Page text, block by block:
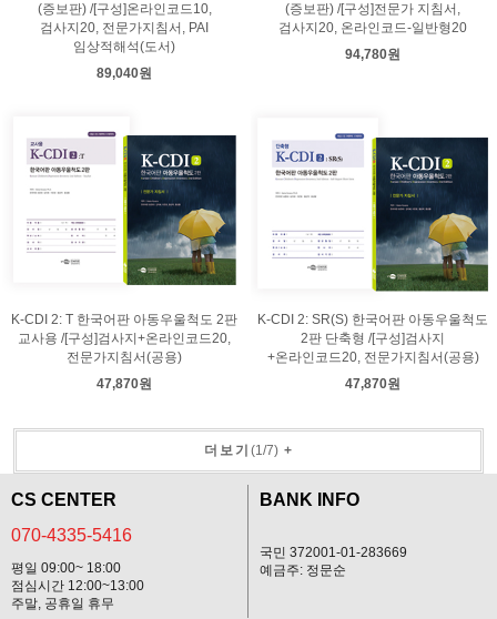
(증보판) /[구성]온라인코드10,
검사지20, 전문가지침서, PAI
임상적해석(도서)
89,040원
(증보판) /[구성]전문가 지침서,
검사지20, 온라인코드-일반형20
94,780원
K-CDI 2: T 한국어판 아동우울척도 2판
교사용 /[구성]검사지+온라인코드20,
전문가지침서(공용)
47,870원
K-CDI 2: SR(S) 한국어판 아동우울척도
2판 단축형 /[구성]검사지
+온라인코드20, 전문가지침서(공용)
47,870원
더보기 (1/7)+
CS CENTER
070-4335-5416
평일 09:00~ 18:00
점심시간 12:00~13:00
주말, 공휴일 휴무
BANK INFO
국민 372001-01-283669
예금주: 정문순